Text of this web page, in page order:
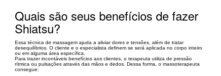
Quais são seus benefícios de fazer
Shiatsu?
Essa técnica de massagem ajuda a aliviar dores e tensões, além de tratar
desequilíbrios. O cliente e o especialista definem se será aplicada no corpo inteiro
ou em alguma área específica.
Para trazer incontáveis benefícios aos clientes, o terapeuta utiliza de pressão
rítmica ou pulsações através das mãos e dedos. Dessa forma, o massoterapeuta
consegue: